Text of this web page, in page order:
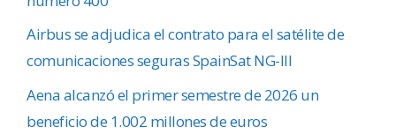
Airbus se adjudica el contrato para el satélite de
comunicaciones seguras SpainSat NG-III
Aena alcanzó el primer semestre de 2026 un
beneficio de 1.002 millones de euros